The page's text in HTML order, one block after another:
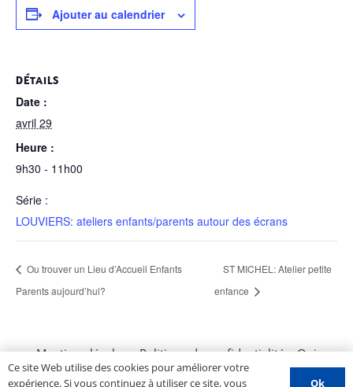
Ajouter au calendrier
DÉTAILS
Date :
avril 29
Heure :
9h30 - 11h00
Série :
LOUVIERS: ateliers enfants/parents autour des écrans
Ou trouver un Lieu d’Accueil Enfants
Parents aujourd’hui?
ST MICHEL: Atelier petite
enfance
Mentions légales–Politique de confidentialité–Qui
sommes nous ?–Contactez-nous –Espace PROS–
Ce site Web utilise des cookies pour améliorer votre
expérience. Si vous continuez à utiliser ce site, vous
Ok